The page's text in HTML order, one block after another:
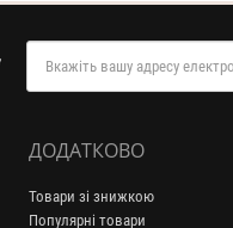
ДОДАТКОВО
Товари зі знижкою
Популярні товари